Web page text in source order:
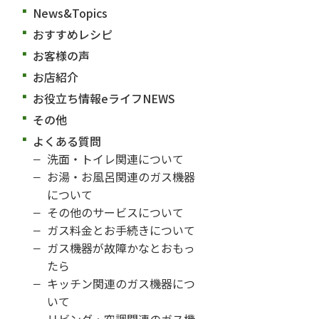
News&Topics
おすすめレシピ
お客様の声
お店紹介
お役立ち情報eライフNEWS
その他
よくある質問
洗面・トイレ関連について
お湯・お風呂関連のガス機器
について
その他のサービスについて
ガス料金とお手続きについて
ガス機器が故障かなとおもっ
たら
キッチン関連のガス機器につ
いて